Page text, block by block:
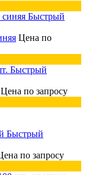
Быстрый
Цена по
Быстрый
Цена по запросу
Быстрый
по запросу